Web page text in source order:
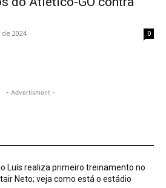
2024 0
- Advertisment -
Luís realiza primeiro treinamento no
Neto; veja como está o estádio